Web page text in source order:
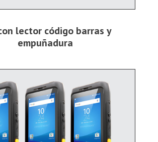
lector código barras y
empuñadura